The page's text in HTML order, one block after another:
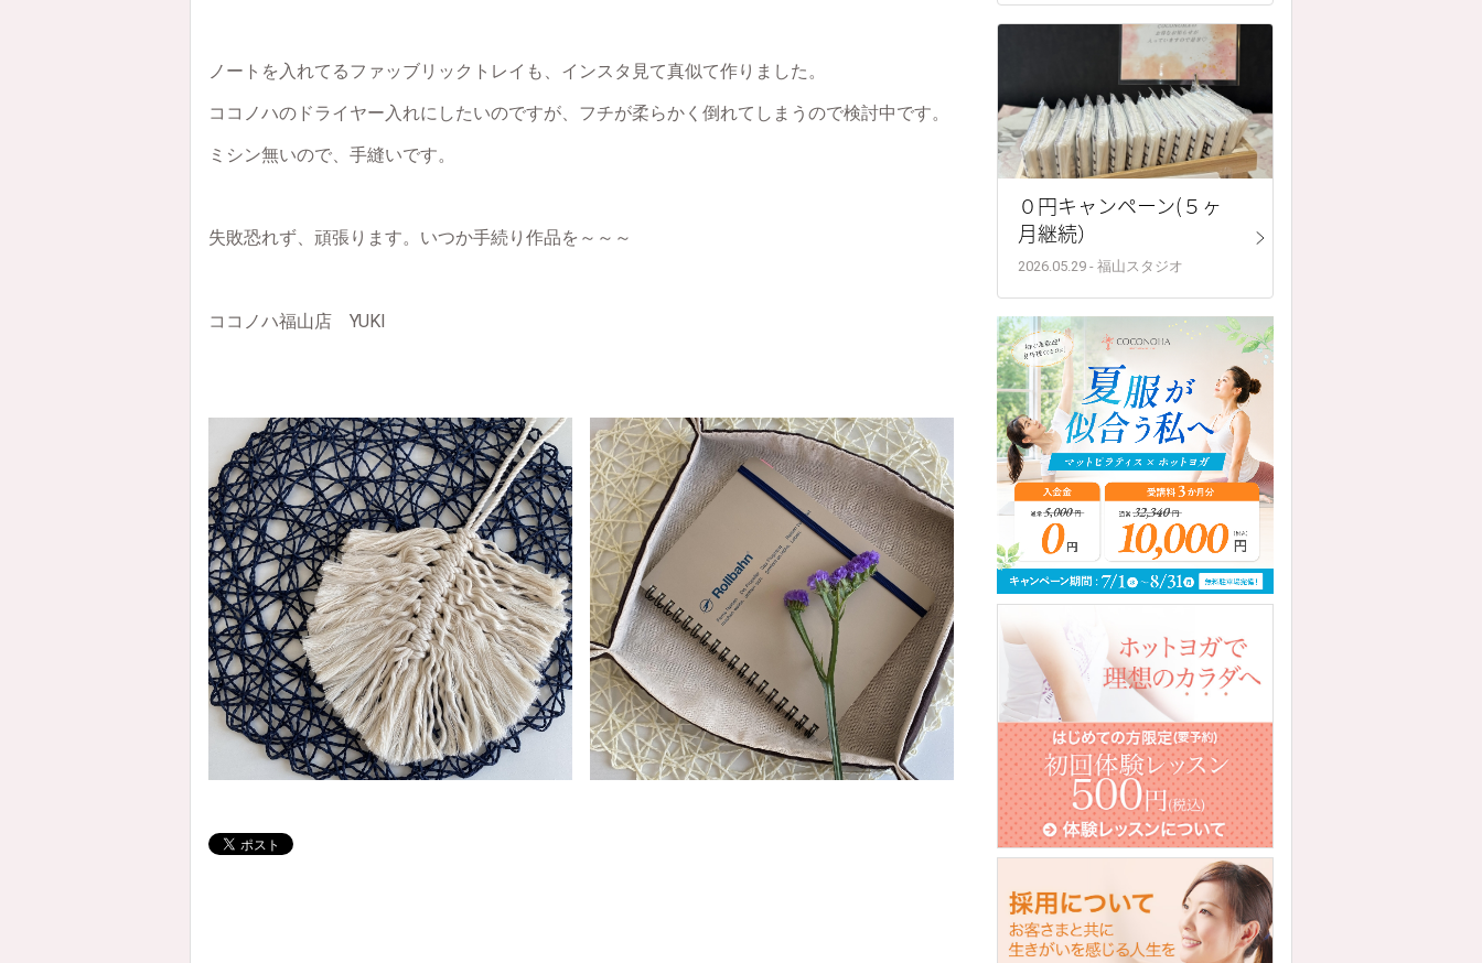
ノートを入れてるファッブリックトレイも、インスタ見て真似て作りました。
ココノハのドライヤー入れにしたいのですが、フチが柔らかく倒れてしまうので検討中です。
ミシン無いので、手縫いです。
失敗恐れず、頑張ります。いつか手続り作品を～～～
ココノハ福山店 YUKI
０円キャンペーン(５ヶ
月継続）
2026.05.29 - 福山スタジオ